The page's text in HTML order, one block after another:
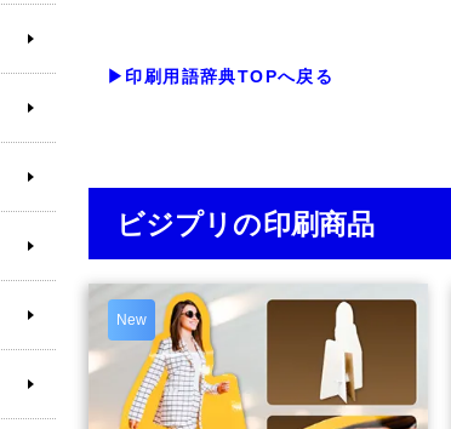
▶印刷用語辞典TOPへ戻る
ビジプリの印刷商品
New